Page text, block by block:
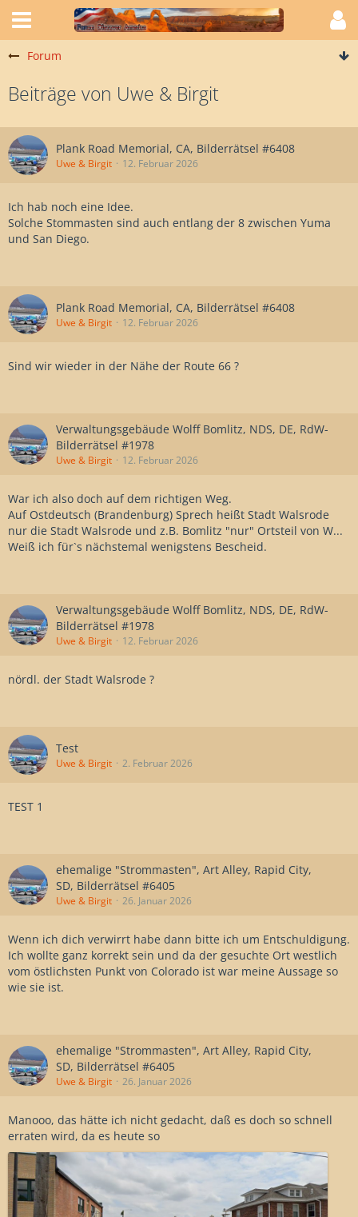
Forum
Beiträge von Uwe & Birgit
Plank Road Memorial, CA, Bilderrätsel #6408
Uwe & Birgit 12. Februar 2026
Ich hab noch eine Idee.
Solche Stommasten sind auch entlang der 8 zwischen Yuma
und San Diego.
Plank Road Memorial, CA, Bilderrätsel #6408
Uwe & Birgit 12. Februar 2026
Sind wir wieder in der Nähe der Route 66 ?
Verwaltungsgebäude Wolff Bomlitz, NDS, DE, RdW-
Bilderrätsel #1978
Uwe & Birgit 12. Februar 2026
War ich also doch auf dem richtigen Weg.
Auf Ostdeutsch (Brandenburg) Sprech heißt Stadt Walsrode
nur die Stadt Walsrode und z.B. Bomlitz "nur" Ortsteil von W...
Weiß ich für`s nächstemal wenigstens Bescheid.
Verwaltungsgebäude Wolff Bomlitz, NDS, DE, RdW-
Bilderrätsel #1978
Uwe & Birgit 12. Februar 2026
nördl. der Stadt Walsrode ?
Test
Uwe & Birgit 2. Februar 2026
TEST 1
ehemalige "Strommasten", Art Alley, Rapid City,
SD, Bilderrätsel #6405
Uwe & Birgit 26. Januar 2026
Wenn ich dich verwirrt habe dann bitte ich um Entschuldigung.
Ich wollte ganz korrekt sein und da der gesuchte Ort westlich
vom östlichsten Punkt von Colorado ist war meine Aussage so
wie sie ist.
ehemalige "Strommasten", Art Alley, Rapid City,
SD, Bilderrätsel #6405
Uwe & Birgit 26. Januar 2026
Manooo, das hätte ich nicht gedacht, daß es doch so schnell
erraten wird, da es heute so